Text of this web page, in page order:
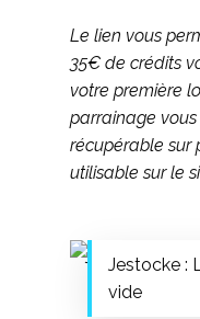
Le lien vous
35€ de crédits
votre première
parrainage
récupérable sur
utilisable sur le
Jestocke :
vide